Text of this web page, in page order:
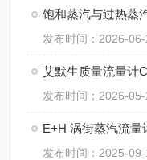
饱和蒸汽与过热蒸
发布时间：2026-06-
发布时间：2026-05-
E+H 涡街蒸汽流量
发布时间：2025-09-